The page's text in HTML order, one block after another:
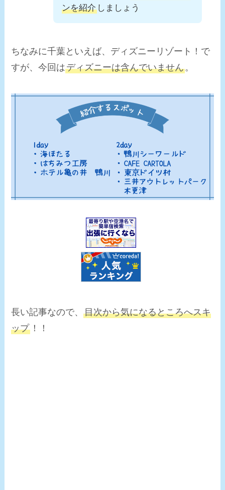
ンを紹介 しましょう
ちなみに千葉といえば、ディズニーリゾート！で
すが、今回はディズニーは含んでいません。
長い記事なので、目次から気になるところへスキ
ップ ！！